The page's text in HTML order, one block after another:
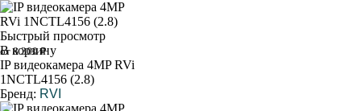
Быстрый просмотр
В корзину
от 8 300 ₽
IP видеокамера 4MP RVi
1NCTL4156 (2.8)
Бренд: RVI